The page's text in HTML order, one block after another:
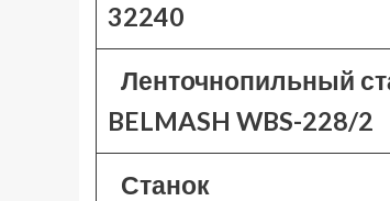
32240
Ленточнопильный
BELMASH WBS-228/2
Станок